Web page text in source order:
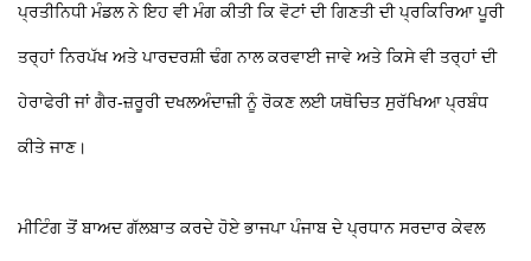
ਪ੍ਰਤੀਨਿਧੀ ਮੰਡਲ ਨੇ ਇਹ ਵੀ ਮੰਗ ਕੀਤੀ ਕਿ ਵੋਟਾਂ ਦੀ ਗਿਣਤੀ ਦੀ ਪ੍ਰਕਿਰਿਆ ਪੂਰੀ
ਤਰ੍ਹਾਂ ਨਿਰਪੱਖ ਅਤੇ ਪਾਰਦਰਸ਼ੀ ਢੰਗ ਨਾਲ ਕਰਵਾਈ ਜਾਵੇ ਅਤੇ ਕਿਸੇ ਵੀ ਤਰ੍ਹਾਂ ਦੀ
ਹੇਰਾਫੇਰੀ ਜਾਂ ਗੈਰ-ਜ਼ਰੂਰੀ ਦਖਲਅੰਦਾਜ਼ੀ ਨੂੰ ਰੋਕਣ ਲਈ ਯਥੋਚਿਤ ਸੁਰੱਖਿਆ ਪ੍ਰਬੰਧ
ਕੀਤੇ ਜਾਣ।
ਮੀਟਿੰਗ ਤੋਂ ਬਾਅਦ ਗੱਲਬਾਤ ਕਰਦੇ ਹੋਏ ਭਾਜਪਾ ਪੰਜਾਬ ਦੇ ਪ੍ਰਧਾਨ ਸਰਦਾਰ ਕੇਵਲ